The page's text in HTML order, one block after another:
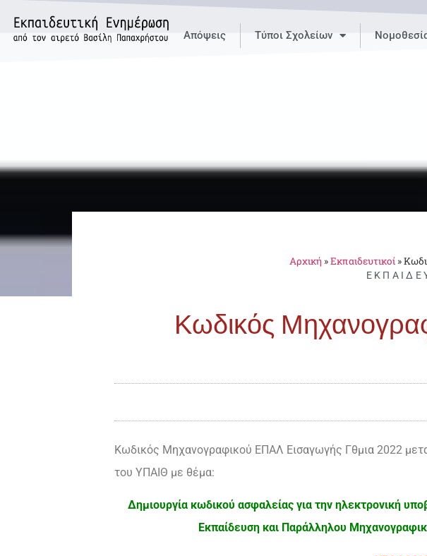
Απόψεις Τύποι Σχολείων
Αρχική »Εκπαιδευτικοί »
Κωδικός
Κωδικός Μηχανογραφικού ΕΠΑΛ Εισαγωγής Γθμια 2022
του ΥΠΑΙΘ με θέμα:
Δημιουργία κωδικού ασφαλείας για την ηλεκτρονική
Εκπαίδευση και Παράλληλου